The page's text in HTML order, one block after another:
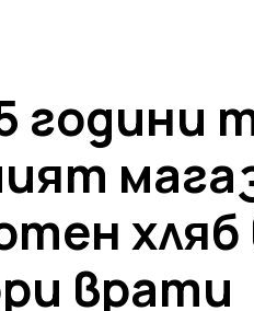
години
врати